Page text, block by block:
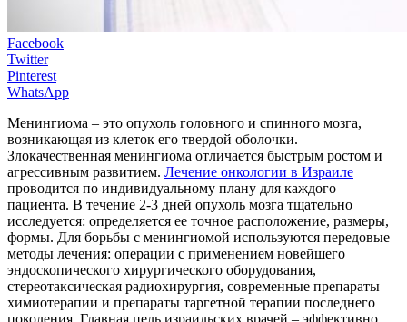
Facebook
Twitter
Pinterest
WhatsApp
Менингиома – это опухоль головного и спинного мозга,
возникающая из клеток его твердой оболочки.
Злокачественная менингиома отличается быстрым ростом и
агрессивным развитием. Лечение онкологии в Израиле
проводится по индивидуальному плану для каждого
пациента. В течение 2-3 дней опухоль мозга тщательно
исследуется: определяется ее точное расположение, размеры,
формы. Для борьбы с менингиомой используются передовые
методы лечения: операции с применением новейшего
эндоскопического хирургического оборудования,
стереотаксическая радиохирургия, современные препараты
химиотерапии и препараты таргетной терапии последнего
поколения. Главная цель израильских врачей – эффективно